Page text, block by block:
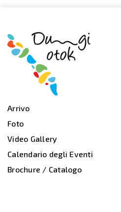
Arrivo
Foto
Video Gallery
Calendario degli Eventi
Brochure / Catalogo